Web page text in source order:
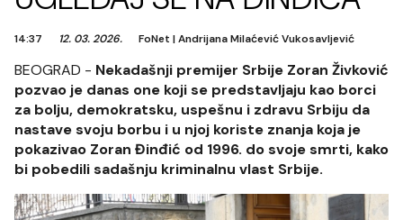
14:37 12. 03. 2026. FoNet |Andrijana Milaćević Vukosavljević
BEOGRAD - Nekadašnji premijer Srbije Zoran Živković
pozvao je danas one koji se predstavljaju kao borci
za bolju, demokratsku, uspešnu i zdravu Srbiju da
nastave svoju borbu i u njoj koriste znanja koja je
pokazivao Zoran Đinđić od 1996. do svoje smrti, kako
bi pobedili sadašnju kriminalnu vlast Srbije.